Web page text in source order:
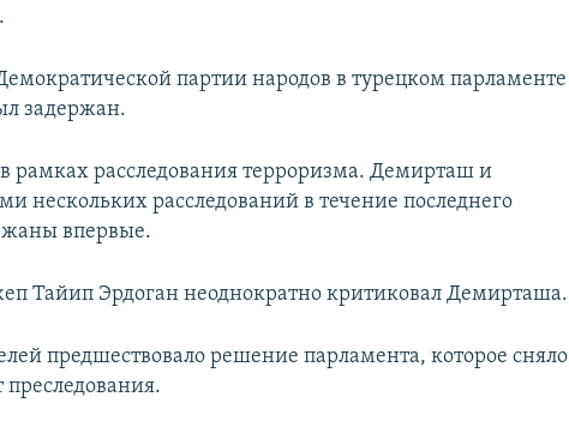
партии народов в турецком парламенте
задержан.
рамках расследования терроризма. Демирташ и
нескольких расследований в течение последнего
впервые.
Тайип Эрдоган неоднократно критиковал Демирташа.
предшествовало решение парламента, которое сняло
преследования.